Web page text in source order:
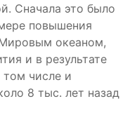
Сначала это было
повышения
океаном,
и в результате
том числе и
8 тыс. лет назад